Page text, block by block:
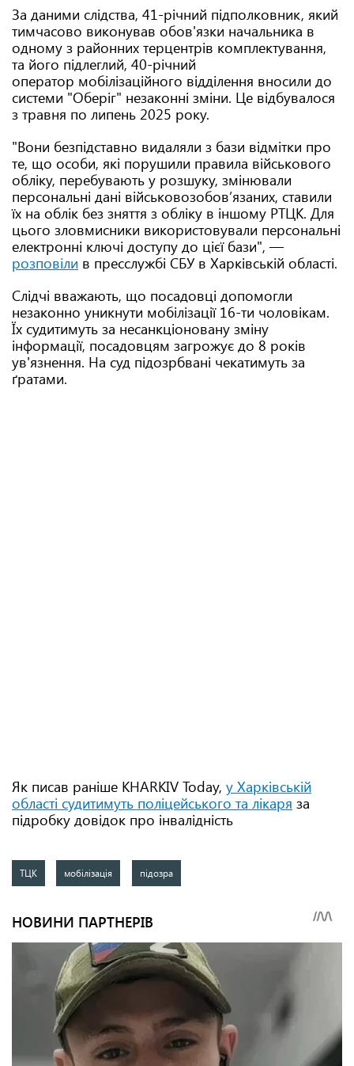
За даними слідства, 41-річний підполковник, який
тимчасово виконував обов'язки начальника в
одному з районних терцентрів комплектування,
та його підлеглий, 40-річний
оператор мобілізаційного відділення вносили до
системи "Оберіг" незаконні зміни. Це відбувалося
з травня по липень 2025 року.
"Вони безпідставно видаляли з бази відмітки про
те, що особи, які порушили правила військового
обліку, перебувають у розшуку, змінювали
персональні дані військовозобов’язаних, ставили
їх на облік без зняття з обліку в іншому РТЦК. Для
цього зловмисники використовували персональні
електронні ключі доступу до цієї бази", —
розповіли в пресслужбі СБУ в Харківській області.
Слідчі вважають, що посадовці допомогли
незаконно уникнути мобілізації 16-ти чоловікам.
Їх судитимуть за несанкціоновану зміну
інформації, посадовцям загрожує до 8 років
ув'язнення. На суд підозрбвані чекатимуть за
ґратами.
Як писав раніше KHARKIV Today, у Харківській
області судитимуть поліцейського та лікаря за
підробку довідок про інвалідність
ТЦК мобілізація підозра